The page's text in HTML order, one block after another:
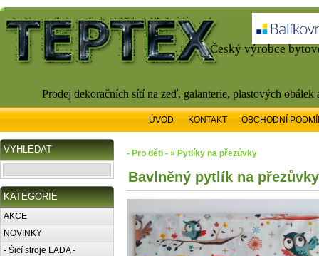
Český výrobce
Prodej dekoračních sítí na zeď, galanterie, plastových
ÚVOD KONTAKT OBCHODNÍ
VYHLEDAT
KATEGORIE
AKCE
NOVINKY
- Šicí stroje LADA -
- Pro děti - » Pytlíky na přezůvky
Bavlněný pytlík na